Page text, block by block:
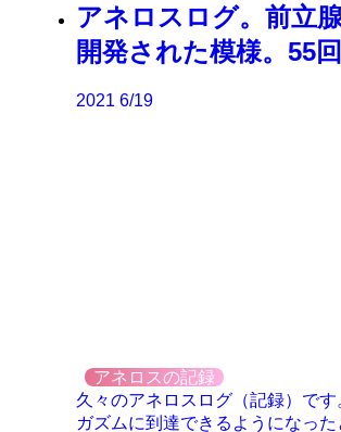
アネロスログ。前立
開発された模様。55
2021 6/19
アネロスの記録
久々のアネロスログ（記録）で
ガズムに到達できるようになっ